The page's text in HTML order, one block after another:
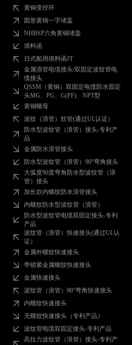
黄铜变径环
圆形黄铜一字堵盖
NHBSP六角黄铜堵盖
填料函
日式船用填料函JT
金属浪管电缆接头/双固定波纹管电
缆接头
QSSM（黄铜）双固定电缆防水固定
头MG、PG、G(PF)、NPT型
黄铜螺母
波纹（浪管）软管(通过UL认证）
防水型波纹管（浪管）接头-专利产
品
金属防水浪管接头
防水型波纹管（浪管）90°弯角接头
大弧度90度弯角防水型波纹管（浪
管）接头
加长款内螺纹防水浪管接头
内螺纹防水型波纹管（浪管）
防水型波纹管电缆双固定接头-专利
产品
波纹管（浪管）快速接头(通过UL认
证）
金属外螺纹快速接头
带锁紧金属螺纹快速接头
金属快速接头
波纹管（浪管）90°弯角快速接头
内螺纹快速接头
无螺纹快速接头（专利产品）
波纹管电缆双固定接头-专利产品
高拉力波纹管（浪管）接头-专利产